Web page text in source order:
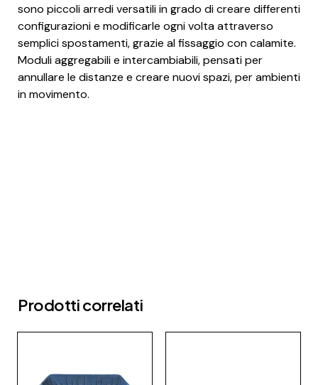
sono piccoli arredi versatili in grado di creare differenti
configurazioni e modificarle ogni volta attraverso
semplici spostamenti, grazie al fissaggio con calamite.
Moduli aggregabili e intercambiabili, pensati per
annullare le distanze e creare nuovi spazi, per ambienti
in movimento.
Prodotti correlati